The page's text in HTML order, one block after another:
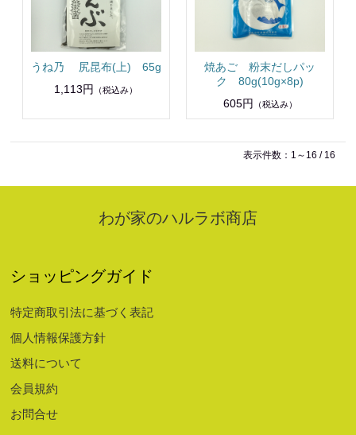
うね乃 尻昆布(上) 65g
1,113円
（税込み）
焼あご 粉末だしパッ
ク 80g(10g×8p)
605円
（税込み）
表示件数：1～16 / 16
わが家のハルラボ商店
ショッピングガイド
特定商取引法に基づく表記
個人情報保護方針
送料について
会員規約
お問合せ